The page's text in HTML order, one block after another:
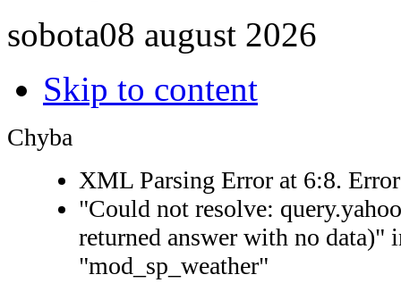
sobota08 august 2026
Skip to content
Chyba
XML Parsing Error at 6:8.
"Could not resolve:
returned answer with no data)"
"mod_sp_weather"